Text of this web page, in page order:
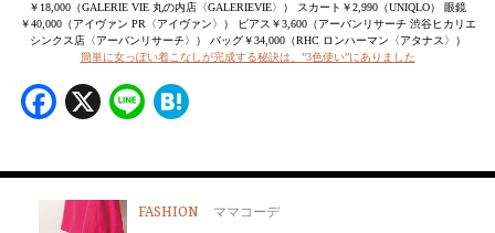
￥18,000（GALERIE VIE 丸の内店〈GALERIEVIE〉） スカート￥2,990（UNIQLO） 眼鏡
￥40,000（アイヴァン PR〈アイヴァン〉） ピアス￥3,600（アーバンリサーチ 渋谷ヒカリエ
シンクス店〈アーバンリサーチ〉） バッグ￥34,000（RHC ロンハーマン〈アタナス〉）
簡単に女っぽい着こなしが完成する秘訣は、”3色使い”にありました
Facebook
X Line
FASHION ママコーデ